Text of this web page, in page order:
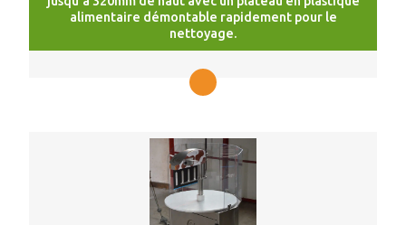
alimentaire démontable rapidement pour le
nettoyage.